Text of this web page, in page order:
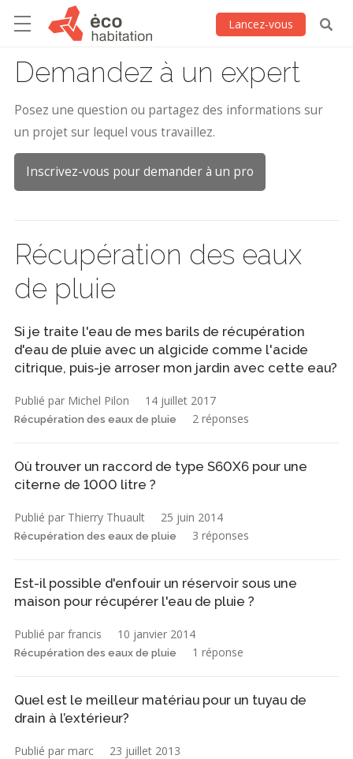
Lancez-vous
Demandez à un expert
Posez une question ou partagez des informations sur
un projet sur lequel vous travaillez.
Inscrivez-vous pour demander à un pro
Récupération des eaux
de pluie
Si je traite l'eau de mes barils de récupération
d'eau de pluie avec un algicide comme l'acide
citrique, puis-je arroser mon jardin avec cette eau?
Publié par Michel Pilon 14 juillet 2017
Récupération des eaux de pluie 2 réponses
Où trouver un raccord de type S60X6 pour une
citerne de 1000 litre ?
Publié par Thierry Thuault 25 juin 2014
Récupération des eaux de pluie 3 réponses
Est-il possible d'enfouir un réservoir sous une
maison pour récupérer l'eau de pluie ?
Publié par francis 10 janvier 2014
Récupération des eaux de pluie 1 réponse
Quel est le meilleur matériau pour un tuyau de
drain à l’extérieur?
Publié par marc 23 juillet 2013